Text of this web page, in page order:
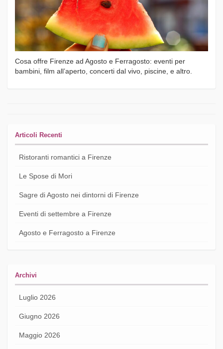
Cosa offre Firenze ad Agosto e Ferragosto: eventi per
bambini, film all’aperto, concerti dal vivo, piscine, e altro.
Articoli Recenti
Ristoranti romantici a Firenze
Le Spose di Mori
Sagre di Agosto nei dintorni di Firenze
Eventi di settembre a Firenze
Agosto e Ferragosto a Firenze
Archivi
Luglio 2026
Giugno 2026
Maggio 2026